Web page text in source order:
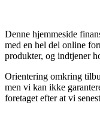
Denne hjemmeside
med en hel del online
produkter, og indtjener
Orientering omkring
men vi kan ikke
foretaget efter at vi